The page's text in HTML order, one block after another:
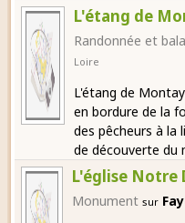
L'étang de
Randonnée et
Loire
L'étang de
en bordure de la
des pêcheurs à la
de découverte du
L'église Notre
Monument sur